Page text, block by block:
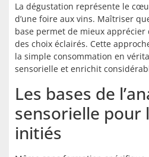
La dégustation représente le
d’une foire aux vins. Maîtriser
base permet de mieux
des choix éclairés. Cette
la simple consommation en
sensorielle et enrichit
Les bases de
sensorielle pour
initiés